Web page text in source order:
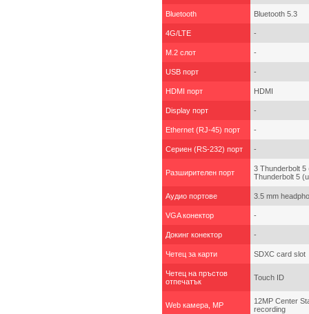
Bluetooth Bluetooth 5.3
4G/LTE -
M.2 слот -
USB порт -
HDMI порт HDMI
Display порт -
Ethernet (RJ-45) порт -
Сериен (RS-232) порт -
Разширителен порт
3 Thunderbolt
Thunderbolt 5
Аудио портове 3.5 mm
VGA конектор -
Докинг конектор -
Четец за карти SDXC card slot
Четец на пръстов
отпечатък
Touch ID
Web камера, MP
12MP Center
recording